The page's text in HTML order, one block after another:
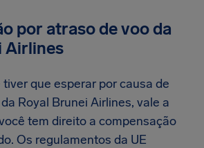
por atraso de voo da
Airlines
que esperar por causa de
Royal Brunei Airlines, vale a
tem direito a compensação
Os regulamentos da UE